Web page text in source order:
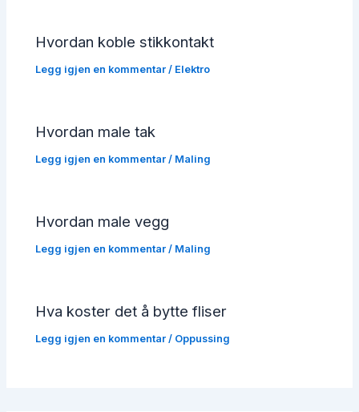
Hvordan koble stikkontakt
Legg igjen en kommentar / Elektro
Hvordan male tak
Legg igjen en kommentar / Maling
Hvordan male vegg
Legg igjen en kommentar / Maling
Hva koster det å bytte fliser
Legg igjen en kommentar / Oppussing